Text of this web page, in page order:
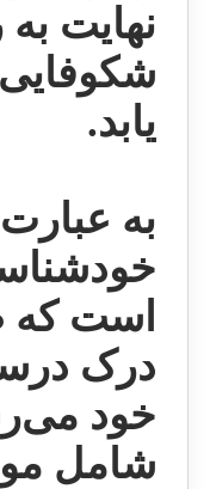
نهایت
یابد.
به
است که
درک
خود
شامل